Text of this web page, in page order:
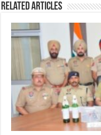
Related Articles